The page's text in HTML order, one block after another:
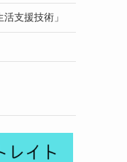
支援技術」